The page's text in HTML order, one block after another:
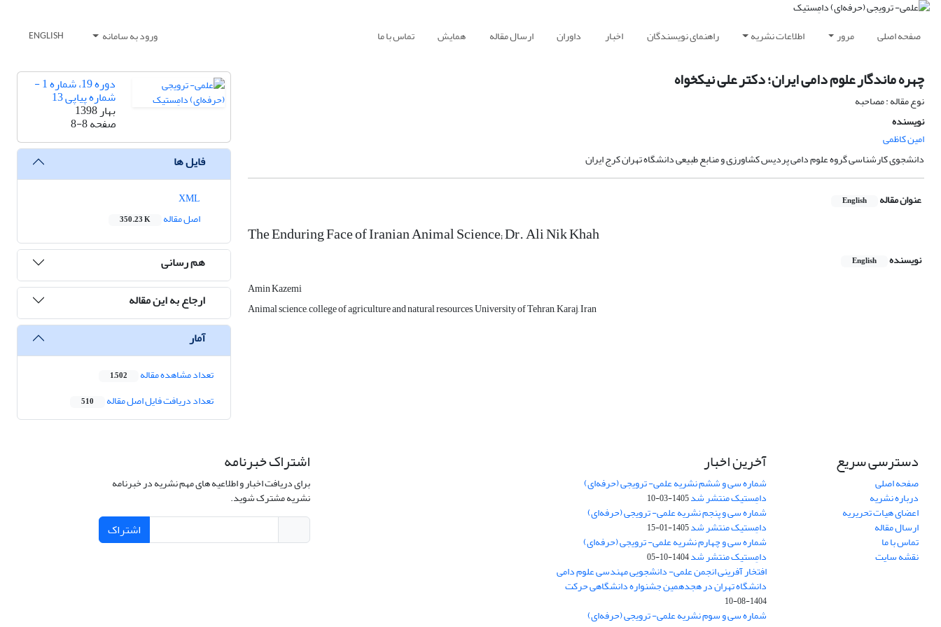
صفحه اصلی مرور اطلاعات نشریه راهنمای نویسندگان اخبار داوران ارسال مقاله همایش تماس با ما ورود به سامانه ENGLISH
چهره ماندگار علوم دامی ایران؛ دکتر علی نیکخواه
نوع مقاله : مصاحبه
نویسنده
امین کاظمی
دانشجوی کارشناسی گروه علوم دامی پردیس کشاورزی و منابع طبیعی دانشگاه تهران کرج ایران
عنوان مقاله English
The Enduring Face of Iranian Animal Science; Dr. Ali Nik Khah
نویسنده English
Amin Kazemi
Animal science, college of agriculture and natural resources, University of Tehran, Karaj, Iran
دوره 19، شماره 1 -
شماره پیاپی 13
بهار 1398
صفحه8-8
فایل ها
اصل مقاله
350.23 K
هم رسانی
ارجاع به این مقاله
آمار
تعداد مشاهده مقاله 1,502
تعداد دریافت فایل اصل مقاله 510
دسترسی سریع
صفحه اصلی
درباره نشریه
اعضای هیات تحریریه
ارسال مقاله
تماس با ما
نقشه سایت
آخرین اخبار
شماره سی و ششم نشریه علمی- ترویجی (حرفه‌ای)
دامِستیک منتشر شد1405-03-10
شماره سی و پنجم نشریه علمی- ترویجی (حرفه‌ای)
دامِستیک منتشر شد1405-01-15
شماره سی و چهارم نشریه علمی- ترویجی (حرفه‌ای)
دامِستیک منتشر شد1404-10-05
افتخار آفرینی انجمن علمی- دانشجویی مهندسی علوم دامی
دانشگاه تهران در هجدهمین جشنواره دانشگاهی حرکت
1404-08-10
شماره سی و سوم نشریه علمی- ترویجی (حرفه‌ای)
اشتراک خبرنامه
برای دریافت اخبار و اطلاعیه های مهم نشریه در خبرنامه
نشریه مشترک شوید.
اشتراک